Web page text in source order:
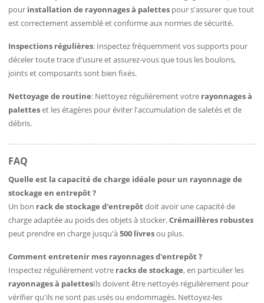
pour installation de rayonnages à palettes pour s'assurer que tout
est correctement assemblé et conforme aux normes de sécurité.
Inspections régulières: Inspectez fréquemment vos supports pour
déceler toute trace d'usure et assurez-vous que tous les boulons,
joints et composants sont bien fixés.
Nettoyage de routine: Nettoyez régulièrement votre rayonnages à
paletteset les étagères pour éviter l'accumulation de saletés et de
débris.
FAQ
Quelle est la capacité de charge idéale pour un rayonnage de
stockage en entrepôt ?
Un bon rack de stockage d'entrepôtdoit avoir une capacité de
charge adaptée au poids des objets à stocker.Crémaillères robustes
peut prendre en charge jusqu'à500 livresou plus.
Comment entretenir mes rayonnages d'entrepôt ?
Inspectez régulièrement votre racks de stockage, en particulier les
rayonnages à palettesIls doivent être nettoyés régulièrement pour
vérifier qu'ils ne sont pas usés ou endommagés. Nettoyez-les